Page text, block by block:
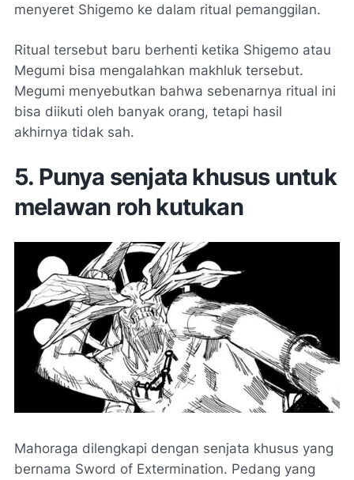
menyeret Shigemo ke dalam ritual pemanggilan.
Ritual tersebut baru berhenti ketika Shigemo atau
Megumi bisa mengalahkan makhluk tersebut.
Megumi menyebutkan bahwa sebenarnya ritual ini
bisa diikuti oleh banyak orang, tetapi hasil
akhirnya tidak sah.
5. Punya senjata khusus untuk
melawan roh kutukan
Mahoraga dilengkapi dengan senjata khusus yang
bernama Sword of Extermination. Pedang yang